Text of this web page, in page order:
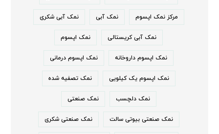
مرکز نمک اپسوم نمک آبی نمک آبی شکری
نمک آبی کریستالی نمک اپسوم
نمک اپسوم داروخانه نمک اپسوم درمانی
نمک اپسوم یک کیلویی نمک تصفیه شده
نمک دلچسب نمک صنعتی
نمک صنعتی بیوتی سالت نمک صنعتی شکری